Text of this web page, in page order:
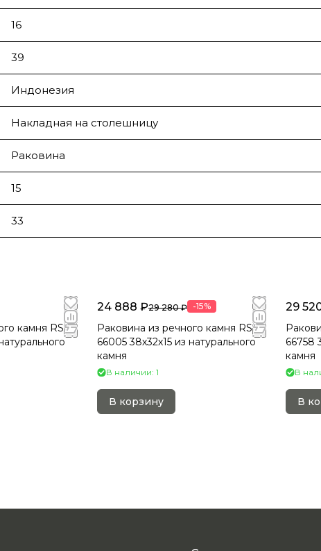
16
39
Индонезия
Накладная на столешницу
Раковина
15
33
камня RS-
24 888 ₽29 280 ₽ -15%
Раковина из речного камня RS-
66005 38х32х15 из натурального
камня
В наличии: 1
В корзину
29
66758
камня
В
В